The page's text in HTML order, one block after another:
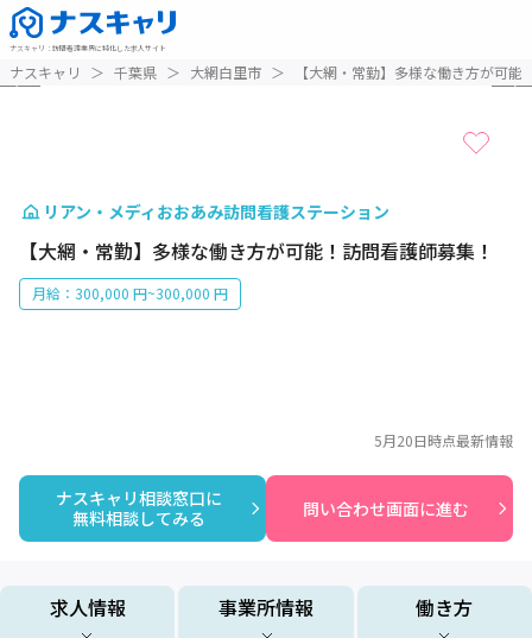
ナスキャリ ： 訪問看護業界に特化した求人サイト
ナスキャリ ＞ 千葉県 ＞ 大網白里市 ＞ 【大網・常勤】多様な働き方が可能
リアン・メディおおあみ訪問看護ステーション
【大網・常勤】多様な働き方が可能！訪問看護師募集！
月給：300,000 円~300,000 円
ナスキャリ相談窓口に
無料相談してみる
問い合わせ画面に進む
5月20日時点最新情報
求人情報 事業所情報 働き方